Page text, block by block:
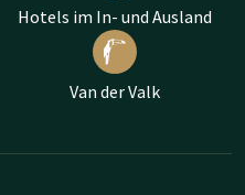
Hotels im In- und Ausland
Van der Valk